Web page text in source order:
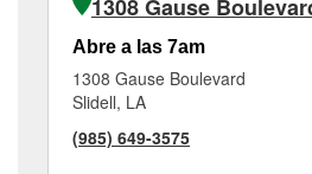
1308 Gause
Abre a las 7am
1308 Gause Boulevard
Slidell, LA
(985) 649-3575